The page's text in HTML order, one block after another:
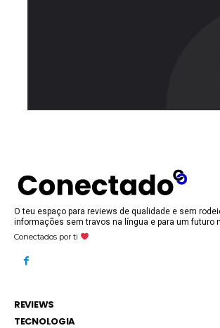
O teu espaço para reviews de qualidade e sem
informações sem travos na língua e para um futuro
Conectados por ti
REVIEWS
TECNOLOGIA